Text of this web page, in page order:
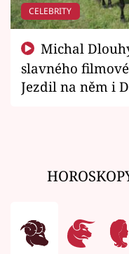
CELEBRITY
slavného
Jezdil na něm i